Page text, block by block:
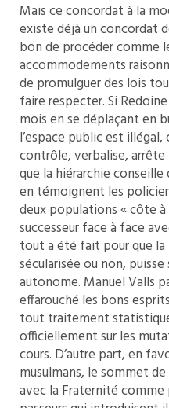
Mais ce concordat à la
existe déjà un concordat
bon de procéder comme
accommodements
de promulguer des lois
faire respecter. Si
mois en se déplaçant en
l’espace public est illégal,
contrôle, verbalise,
que la hiérarchie
en témoignent les
deux populations « côte
successeur face à face
tout a été fait pour que
sécularisée ou non,
autonome. Manuel Valls
effarouché les bons
tout traitement
officiellement sur les
cours. D’autre part, en
musulmans, le sommet
avec la Fraternité comme